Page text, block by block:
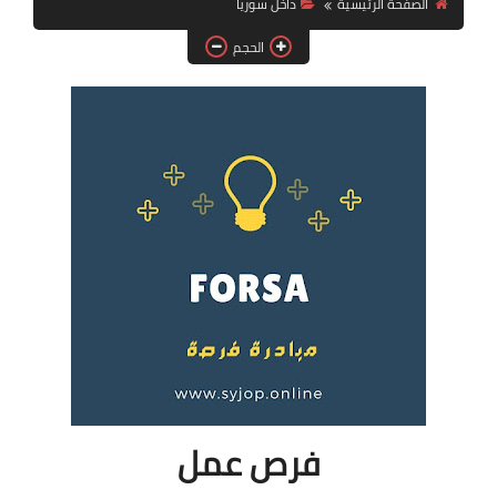
فرص عمل في العراق
فرص عمل في اليمن
دورات تدريبية
الحجم
فرص عمل